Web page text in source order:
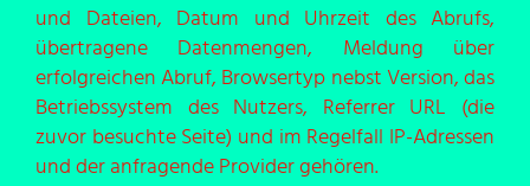
und Dateien, Datum und Uhrzeit des Abrufs,
übertragene Datenmengen, Meldung über
erfolgreichen Abruf, Browsertyp nebst Version, das
Betriebssystem des Nutzers, Referrer URL (die
zuvor besuchte Seite) und im Regelfall IP-Adressen
und der anfragende Provider gehören.